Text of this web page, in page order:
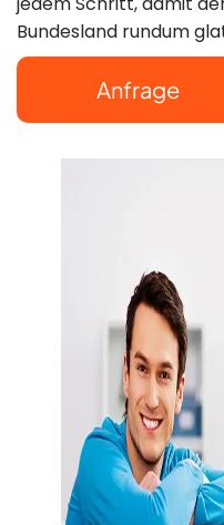
Bundesland rundum
Anfrage
65, 13156 Berlin
Mo–So: 8:00–